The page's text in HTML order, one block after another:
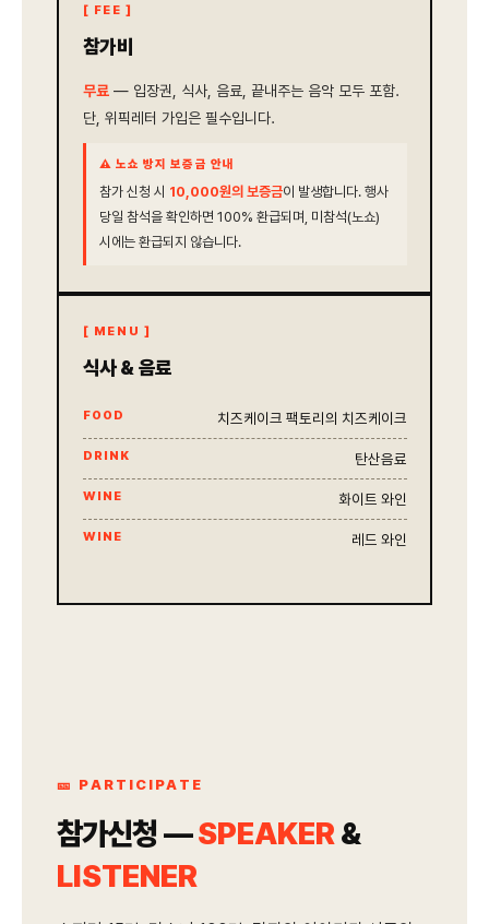
[ FEE ]
참가비
무료— 입장권, 식사, 음료, 끝내주는 음악 모두 포함.
단, 위픽레터 가입은 필수입니다.
⚠ 노쇼 방지 보증금 안내
참가 신청 시 10,000원의 보증금이 발생합니다. 행사
당일 참석을 확인하면 100% 환급되며, 미참석(노쇼)
시에는 환급되지 않습니다.
[ MENU ]
식사 & 음료
FOOD 치즈케이크 팩토리의 치즈케이크
DRINK 탄산음료
WINE 화이트 와인
WINE 레드 와인
🎫 PARTICIPATE
참가신청 —SPEAKER&
LISTENER